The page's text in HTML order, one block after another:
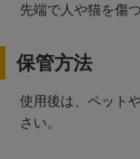
先端で人や猫を傷
保管方法
使用後は、ペット
さい。